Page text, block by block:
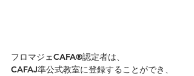
フロマジェCAFA®認定者は、
CAFAJ準公式教室に登録することができ、